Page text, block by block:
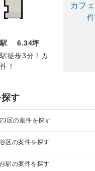
駅 6.34坪
徒歩3分！カ
！
カフ
す
区の案件を探す
ーメンの居抜き売却物件の案件
ランス料理の居抜き売却物件の
区の案件を探す
ーメンの居抜き売却物件の案件
駅の案件を探す